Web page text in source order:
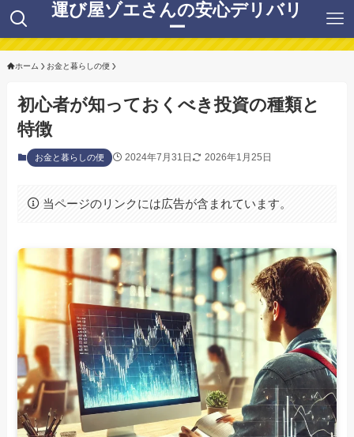
運び屋ゾエさんの安心デリバリ
ー
ホーム お金と暮らしの便
初心者が知っておくべき投資の種類と
特徴
お金と暮らしの便 2024年7月31日 2026年1月25日
当ページのリンクには広告が含まれています。